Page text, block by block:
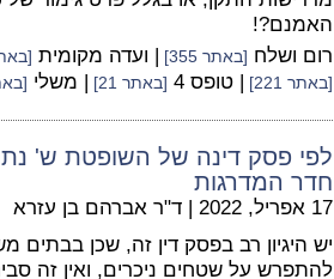
האמנם?!
רום ושלח [באתר 355] | ועדה מקומית [באתר
[באתר 221] | טופס 4 [באתר 21] | משלי
חדר המדרגות
17 אפריל, 2022 | ד"ר אברהם בן עזרא
יש היגיון רב בפסק דין זה, שכן בבתים